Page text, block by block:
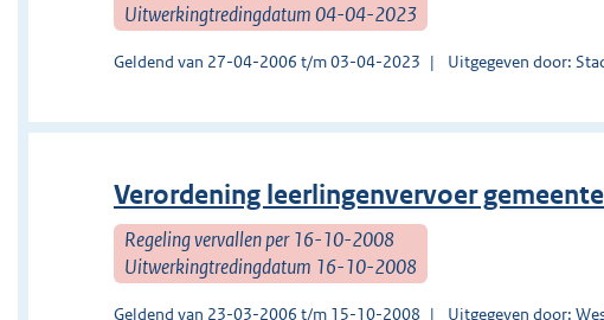
Uitwerkingtredingdatum 04-04-2023
Geldend van 27-04-2006 t/m 03-04-2023 Uitgegeven door:
Verordening leerlingenvervoer
Regeling vervallen per 16-10-2008
Uitwerkingtredingdatum 16-10-2008
Geldend van 23-03-2006 t/m 15-10-2008 Uitgegeven door: